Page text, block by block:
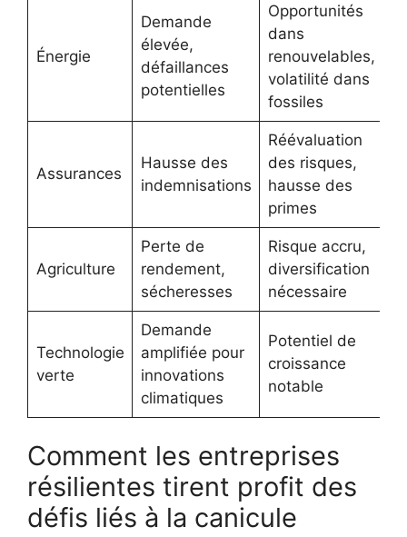
Énergie
Demande
élevée,
défaillances
potentielles
Opportunités
dans
renouvelables,
volatilité dans
fossiles
Assurances
Hausse des
indemnisations
Réévaluation
des risques,
hausse des
primes
Agriculture
Perte de
rendement,
sécheresses
Risque accru,
diversification
nécessaire
Technologie
verte
Demande
amplifiée pour
innovations
climatiques
Potentiel de
croissance
notable
Comment les entreprises
résilientes tirent profit des
défis liés à la canicule